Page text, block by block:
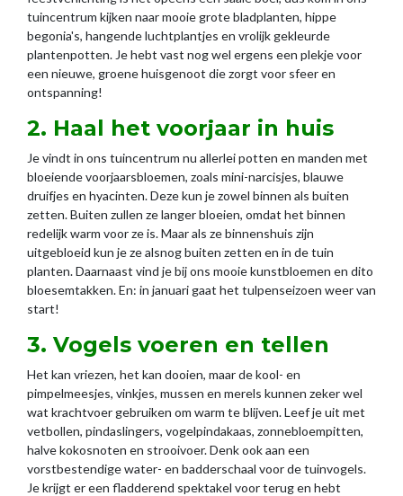
tuincentrum kijken naar mooie grote bladplanten, hippe
begonia's, hangende luchtplantjes en vrolijk gekleurde
plantenpotten. Je hebt vast nog wel ergens een plekje voor
een nieuwe, groene huisgenoot die zorgt voor sfeer en
ontspanning!
2. Haal het voorjaar in huis
Je vindt in ons tuincentrum nu allerlei potten en manden met
bloeiende voorjaarsbloemen, zoals mini-narcisjes, blauwe
druifjes en hyacinten. Deze kun je zowel binnen als buiten
zetten. Buiten zullen ze langer bloeien, omdat het binnen
redelijk warm voor ze is. Maar als ze binnenshuis zijn
uitgebloeid kun je ze alsnog buiten zetten en in de tuin
planten. Daarnaast vind je bij ons mooie kunstbloemen en dito
bloesemtakken. En: in januari gaat het tulpenseizoen weer van
start!
3. Vogels voeren en tellen
Het kan vriezen, het kan dooien, maar de kool- en
pimpelmeesjes, vinkjes, mussen en merels kunnen zeker wel
wat krachtvoer gebruiken om warm te blijven. Leef je uit met
vetbollen, pindaslingers, vogelpindakaas, zonnebloempitten,
halve kokosnoten en strooivoer. Denk ook aan een
vorstbestendige water- en badderschaal voor de tuinvogels.
Je krijgt er een fladderend spektakel voor terug en hebt